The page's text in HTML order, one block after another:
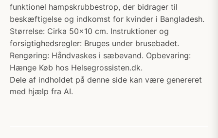
funktionel hampskrubbestrop, der bidrager til
beskæftigelse og indkomst for kvinder i Bangladesh.
Størrelse: Cirka 50x10 cm. Instruktioner og
forsigtighedsregler: Bruges under brusebadet.
Rengøring: Håndvaskes i sæbevand. Opbevaring:
Hænge Køb hos Helsegrossisten.dk.
Dele af indholdet på denne side kan være genereret
med hjælp fra AI.